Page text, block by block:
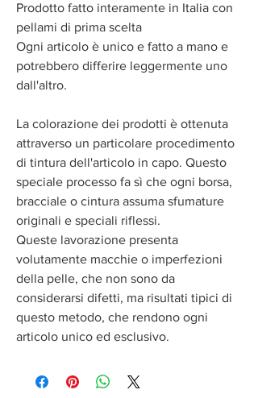
Prodotto fatto interamente in Italia con
pellami di prima scelta
Ogni articolo è unico e fatto a mano e
potrebbero differire leggermente uno
dall'altro.
La colorazione dei prodotti è ottenuta
attraverso un particolare procedimento
di tintura dell'articolo in capo. Questo
speciale processo fa sì che ogni borsa,
bracciale o cintura assuma sfumature
originali e speciali riflessi.
Queste lavorazione presenta
volutamente macchie o imperfezioni
della pelle, che non sono da
considerarsi difetti, ma risultati tipici di
questo metodo, che rendono ogni
articolo unico ed esclusivo.